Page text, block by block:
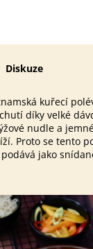
Diskuze
kuřecí
díky velké
nudle a
Proto se tento
jako